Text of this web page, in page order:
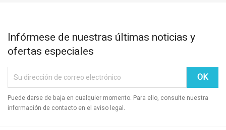
Infórmese de nuestras últimas noticias y
ofertas especiales
Puede darse de baja en cualquier momento. Para ello, consulte nuestra
información de contacto en el aviso legal.